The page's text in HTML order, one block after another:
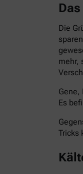
Die
mehr,
Gene,
Es
Tricks